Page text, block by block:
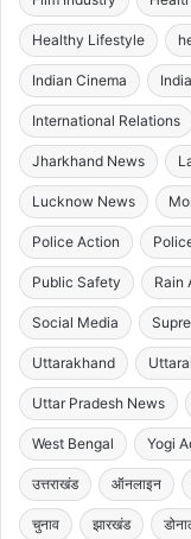
Healthy Lifestyle
Indian Cinema
International Relations
Jharkhand News
Lucknow News
Police Action
Public Safety Rain
Social Media
Uttarakhand
Uttar Pradesh News
West Bengal Yogi
उत्तराखंड ऑनलाइन
चुनाव झारखंड